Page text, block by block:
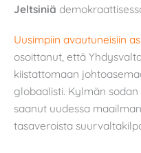
Jeltsiniä
Uusimpiin avautuneisiin
osoittanut, että
kiistattomaan
globaalisti. Kylmän
saanut uudessa
tasaveroista